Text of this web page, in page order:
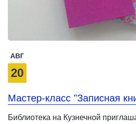
АВГ
20
Мастер-класс "Записная
Библиотека на Кузнечной